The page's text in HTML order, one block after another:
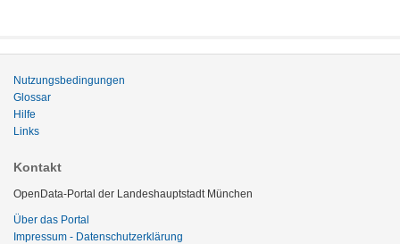
Nutzungsbedingungen
Glossar
Hilfe
Links
Kontakt
OpenData-Portal der Landeshauptstadt München
Über das Portal
Impressum - Datenschutzerklärung